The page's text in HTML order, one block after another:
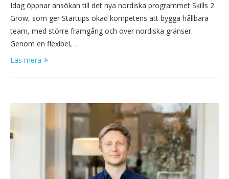
Idag öppnar ansökan till det nya nordiska programmet Skills 2
Grow, som ger Startups ökad kompetens att bygga hållbara
team, med större framgång och över nordiska gränser.
Genom en flexibel, …
Läs mera